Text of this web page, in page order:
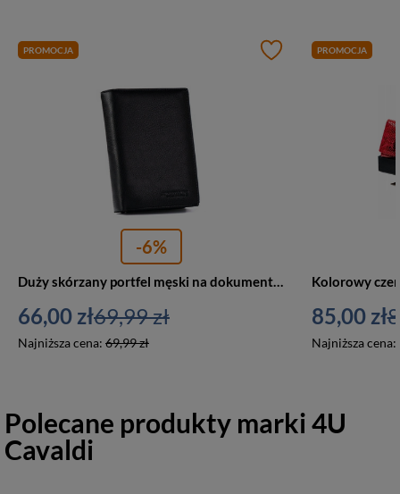
PROMOCJA
-6%
Duży skórzany portfel męski na dokumenty czarny — Cavaldi M302-PU
66,00 zł
Najniższa cena: 69,99 zł
69,99 zł
PROMOCJA
85,00 zł
Najniższa cena:
Polecane produkty marki4U
Cavaldi